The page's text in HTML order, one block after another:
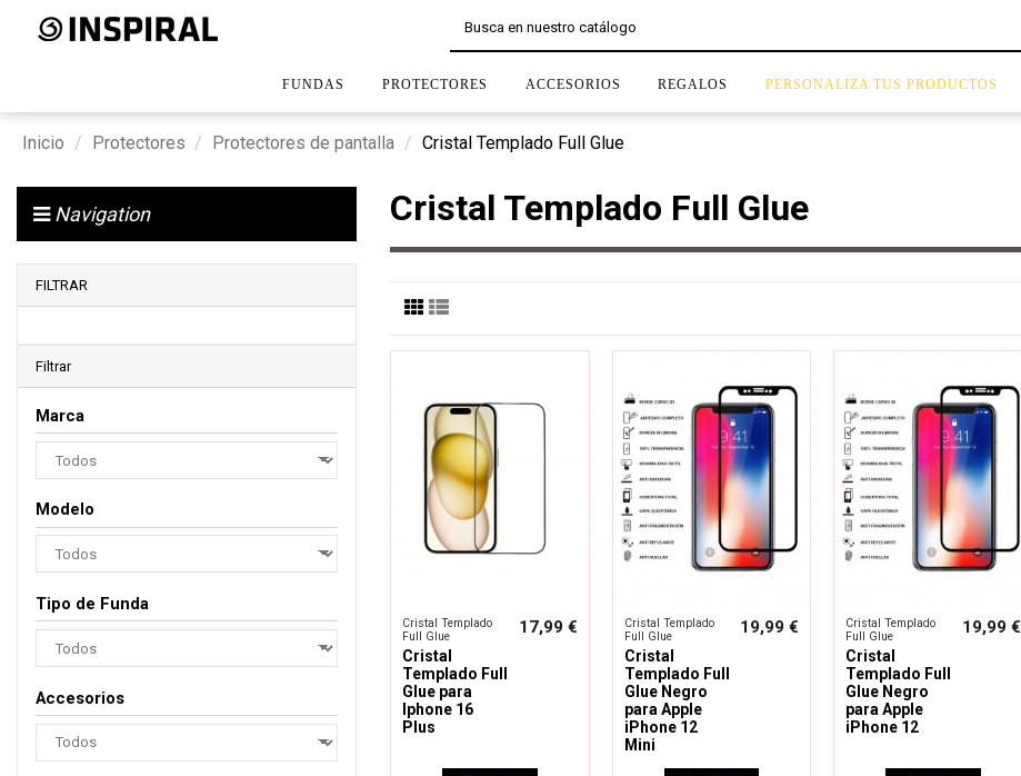
FUNDAS PROTECTORES ACCESORIOS REGALOS PERSONALIZA TUS PRODUCTOS
Inicio Protectores Protectores de pantalla Cristal Templado Full Glue
Cristal Templado Full Glue
Cristal Templado
Full Glue
Cristal
Templado Full
Glue para
Iphone 16
Plus
17,99 €
Cristal Templado
Full Glue
Cristal
Templado Full
Glue Negro
para Apple
iPhone 12
Mini
19,99 €
Cristal Templado
Full Glue
Cristal
Templado Full
Glue Negro
para Apple
iPhone 12
19,99 €
Navigation
FILTRAR
Filtrar
Marca
Modelo
Tipo de Funda
Accesorios